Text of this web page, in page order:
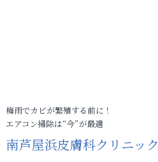
梅雨でカビが繁殖する前に！
エアコン掃除は“今”が最適
南芦屋浜皮膚科クリニック